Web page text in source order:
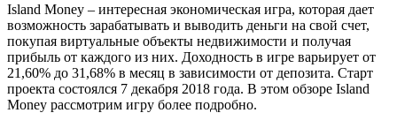
Island Money – интересная экономическая игра, которая дает
возможность зарабатывать и выводить деньги на свой счет,
покупая виртуальные объекты недвижимости и получая
прибыль от каждого из них. Доходность в игре варьирует от
21,60% до 31,68% в месяц в зависимости от депозита. Старт
проекта состоялся 7 декабря 2018 года. В этом обзоре Island
Money рассмотрим игру более подробно.